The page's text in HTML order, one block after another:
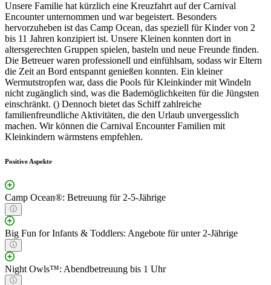
Unsere Familie hat kürzlich eine Kreuzfahrt auf der Carnival
Encounter unternommen und war begeistert. Besonders
hervorzuheben ist das Camp Ocean, das speziell für Kinder von 2
bis 11 Jahren konzipiert ist. Unsere Kleinen konnten dort in
altersgerechten Gruppen spielen, basteln und neue Freunde finden.
Die Betreuer waren professionell und einfühlsam, sodass wir Eltern
die Zeit an Bord entspannt genießen konnten. Ein kleiner
Wermutstropfen war, dass die Pools für Kleinkinder mit Windeln
nicht zugänglich sind, was die Bademöglichkeiten für die Jüngsten
einschränkt. () Dennoch bietet das Schiff zahlreiche
familienfreundliche Aktivitäten, die den Urlaub unvergesslich
machen. Wir können die Carnival Encounter Familien mit
Kleinkindern wärmstens empfehlen.
Positive Aspekte
Camp Ocean®: Betreuung für 2-5-Jährige
Big Fun for Infants & Toddlers: Angebote für unter 2-Jährige
Night Owls™: Abendbetreuung bis 1 Uhr